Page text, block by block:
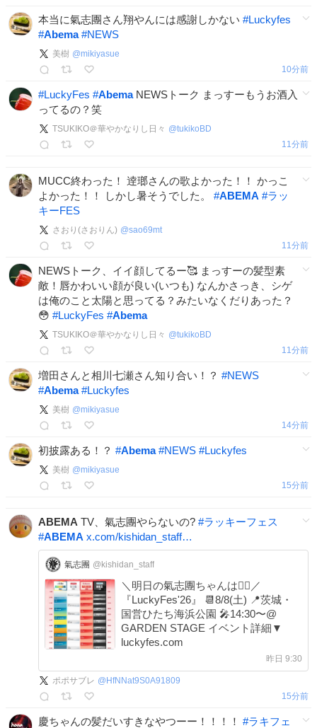
本当に氣志團さん翔やんには感謝しかない #Luckyfes
#Abema #NEWS
美樹 @mikiyasue
10分前
#LuckyFes #AbemaNEWSトーク まっすーもうお酒入
ってるの？笑
TSUKIKO＠華やかなりし日々 @tukikoBD
11分前
MUCC終わった！ 逹瑯さんの歌よかった！！ かっこ
よかった！！ しかし暑そうでした。 #ABEMA #ラッ
キーFES
さおり(さおりん) @sao69mt
11分前
NEWSトーク、イイ顔してるー🥰 まっすーの髪型素
敵！唇かわいい顔が良い(いつも) なんかさっき、シゲ
は俺のこと太陽と思ってる？みたいなくだりあった？
😳 #LuckyFes #Abema
TSUKIKO＠華やかなりし日々 @tukikoBD
11分前
増田さんと相川七瀬さん知り合い！？ #NEWS
#Abema #Luckyfes
美樹 @mikiyasue
14分前
初披露ある！？ #Abema #NEWS #Luckyfes
美樹 @mikiyasue
15分前
ABEMA TV、氣志團やらないの? #ラッキーフェス
#ABEMA x.com/kishidan_staff…
氣志團 @kishidan_staff
＼明日の氣志團ちゃんは💁‍♀️／
『LuckyFes'26』 📆8/8(土) 📍茨城・
国営ひたち海浜公園 🎤14:30〜@
GARDEN STAGE イベント詳細▼
luckyfes.com
昨日 9:30
ポポサブレ @ HfNNat9S0A91809
15分前
慶ちゃんの髪だいすきなやつーー！！！！ #ラキフェ